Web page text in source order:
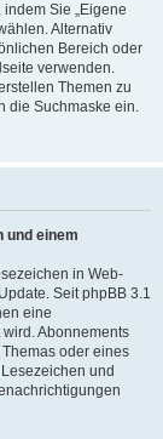
Sie „Eigene
Alternativ
Bereich oder
verwenden.
Themen zu
die Suchmaske ein.
und einem
in Web-
Seit phpBB 3.1
eine
Abonnements
oder eines
und